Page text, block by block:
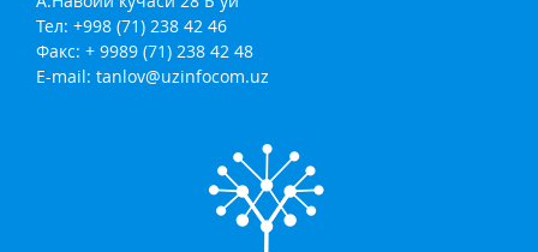
Тел: +998 (71) 238 42 46
Факс: + 9989 (71) 238 42 48
E-mail: tanlov@uzinfocom.uz